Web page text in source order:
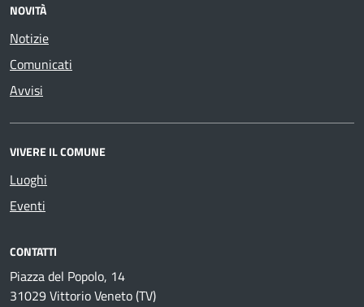
NOVITÀ
Notizie
Comunicati
Avvisi
VIVERE IL COMUNE
Luoghi
Eventi
CONTATTI
Piazza del Popolo, 14
31029 Vittorio Veneto (TV)